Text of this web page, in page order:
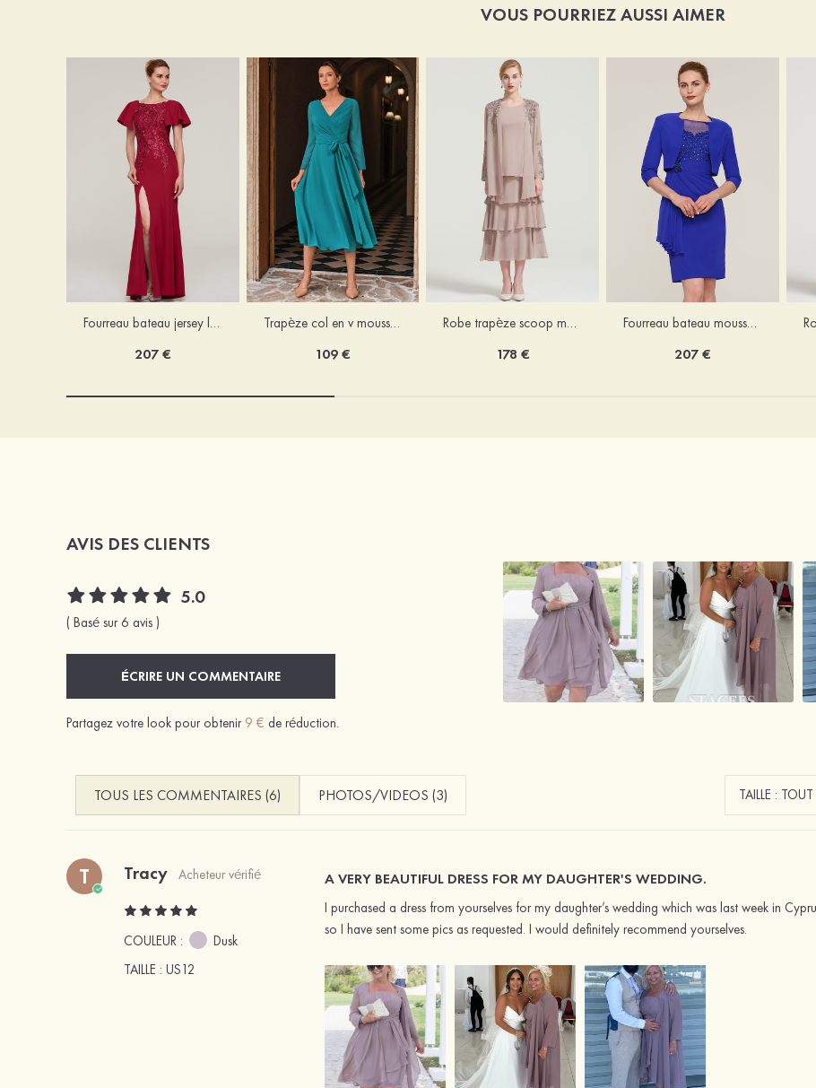
VOUS POURRIEZ AUSSI AIMER
Fourreau bateau jersey longueur ras du sol robe de mère de la mariée avec appliqué fendue
207 €
Trapèze col en v mousseline longueur mollet robe de mère de la mariée avec plissé ceintures
109 €
Robe trapèze scoop mousseline longueur mollet robe de mère de la mariée avec appliqué volants veste
178 €
Fourreau bateau mousseline longueur genou robe de mère de la mariée avec appliqué perle plissé veste
207 €
AVIS DES CLIENTS
5.0
( Basé sur 6 avis )
ÉCRIRE UN COMMENTAIRE
Partagez votre look pour obtenir 9 € de réduction.
TOUS LES COMMENTAIRES (6) PHOTOS/VIDEOS (3)
T Tracy Acheteur vérifié
COULEUR :
Dusk
TAILLE : US12
A VERY BEAUTIFUL DRESS FOR MY DAUGHTER'S WEDDING.
I purchased a dress from yourselves for my daughter’s wedding which was last week in
so I have sent some pics as requested. I would definitely recommend yourselves.